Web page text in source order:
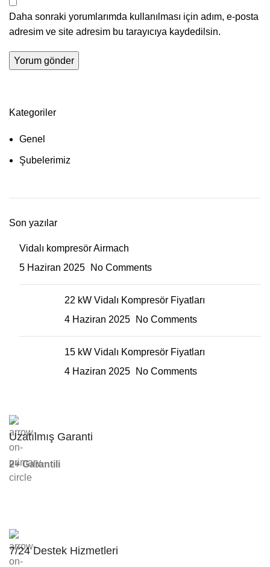
Daha sonraki yorumlarımda kullanılması için adım, e-posta
adresim ve site adresim bu tarayıcıya kaydedilsin.
Kategoriler
Genel
Şubelerimiz
Son yazılar
Vidalı kompresör Airmach
5 Haziran 2025
No Comments
22 kW Vidalı Kompresör Fiyatları
4 Haziran 2025
No Comments
15 kW Vidalı Kompresör Fiyatları
4 Haziran 2025
No Comments
Uzatılmış Garanti
2+ Garantili
7/24 Destek Hizmetleri